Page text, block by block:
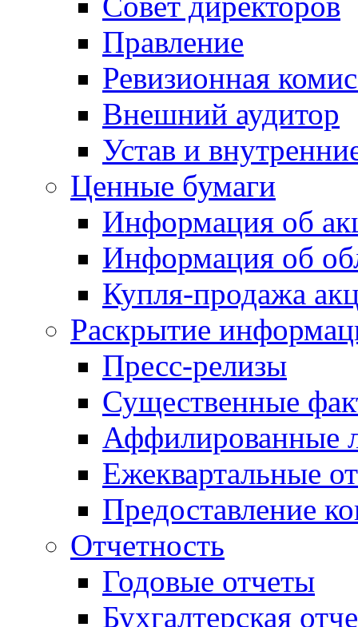
Правление
Ревизионная
Внешний аудитор
Устав и
Ценные бумаги
Информация об
Информация об
Купля-продажа
Раскрытие
Пресс-релизы
Существенные
Аффилированные
Ежеквартальные
Предоставление
Отчетность
Годовые отчеты
Бухгалтерская